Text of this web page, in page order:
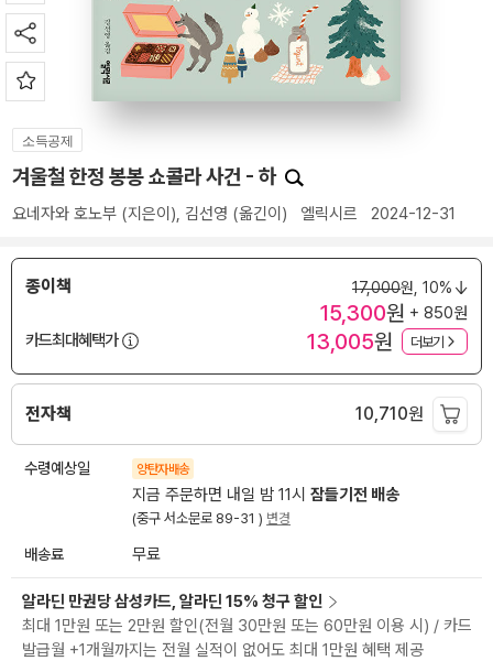
소득공제
겨울철 한정 봉봉 쇼콜라 사건 - 하
요네자와 호노부 (지은이), 김선영 (옮긴이) 엘릭시르 2024-12-31
종이책 17,000원, 10%
15,300원 + 850원
카드최대혜택가
13,005원 더보기
전자책 10,710원
수령예상일 양탄자배송
지금 주문하면 내일 밤 11시 잠들기전 배송
(중구 서소문로 89-31 ) 변경
배송료 무료
알라딘 만권당 삼성카드, 알라딘 15% 청구 할인
최대 1만원 또는 2만원 할인(전월 30만원 또는 60만원 이용 시) / 카드
발급월 +1개월까지는 전월 실적이 없어도 최대 1만원 혜택 제공